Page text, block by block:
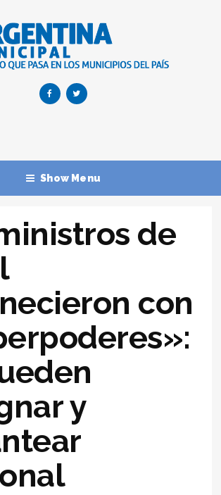
Show Menu
de
con
y